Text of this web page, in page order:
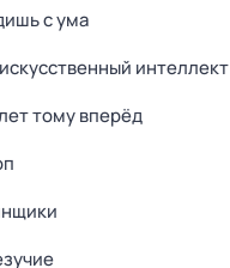
с ума
интeллект
тому вперёд